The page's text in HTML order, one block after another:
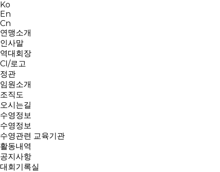
Ko
En
Cn
연맹소개
인사말
역대회장
CI/로고
정관
임원소개
조직도
오시는길
수영정보
수영정보
수영관련 교육기관
활동내역
공지사항
대회기록실